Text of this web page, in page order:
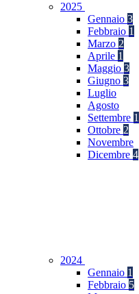
2025
Gennaio 3
Febbraio 1
Marzo 2
Aprile 1
Maggio 3
Giugno 3
Luglio
Agosto
Settembre 1
Ottobre 2
Novembre
Dicembre 4
2024
Gennaio 1
Febbraio 5